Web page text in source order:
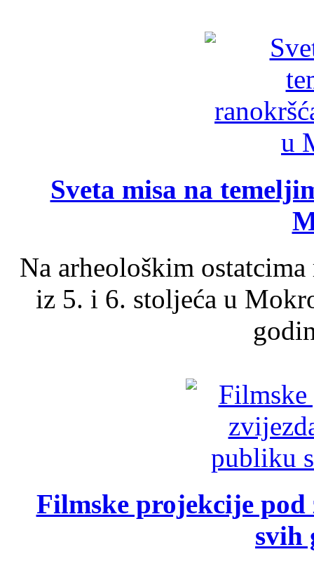
Sveta misa na
Na arheološkim
iz 5. i 6. stoljeća u
Filmske projekcije
svih